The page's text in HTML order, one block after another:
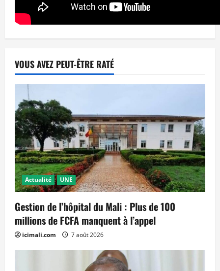
VOUS AVEZ PEUT-ÊTRE RATÉ
Actualité UNE
Gestion de l’hôpital du Mali : Plus de 100
millions de FCFA manquent à l’appel
icimali.com 7 août 2026